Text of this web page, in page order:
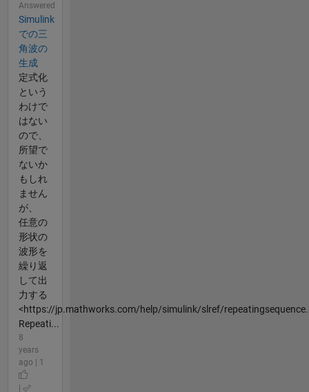
Answered
Simulink
での三
角波の
生成
定式化
という
わけで
はない
ので、
所望で
ないか
もしれ
ません
が、
任意の
形状の
波形を
繰り返
して出
力する
<https://jp.mathworks.com/help/simulink/slref/
Repeati...
8
years
ago | 1